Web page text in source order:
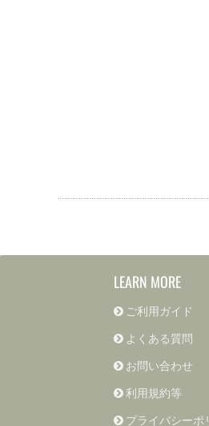
LEARN MORE
ご利用ガイド
よくある質問
お問い合わせ
利用規約等
プライバシーポ